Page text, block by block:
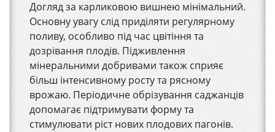
Догляд за карликовою вишнею мінімальний.
Основну увагу слід приділяти регулярному
поливу, особливо під час цвітіння та
дозрівання плодів. Підживлення
мінеральними добривами також сприяє
більш інтенсивному росту та рясному
врожаю. Періодичне обрізування саджанців
допомагає підтримувати форму та
стимулювати ріст нових плодових пагонів.